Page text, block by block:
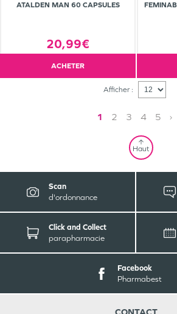
ATALDEN MAN 60 CAPSULES
20,99€
ACHETER
Afficher :
1 2 3 4 5 ›
Haut
Scan
d'ordonnance
Click and Collect
parapharmacie
Facebook
Pharmabest
CONTACT